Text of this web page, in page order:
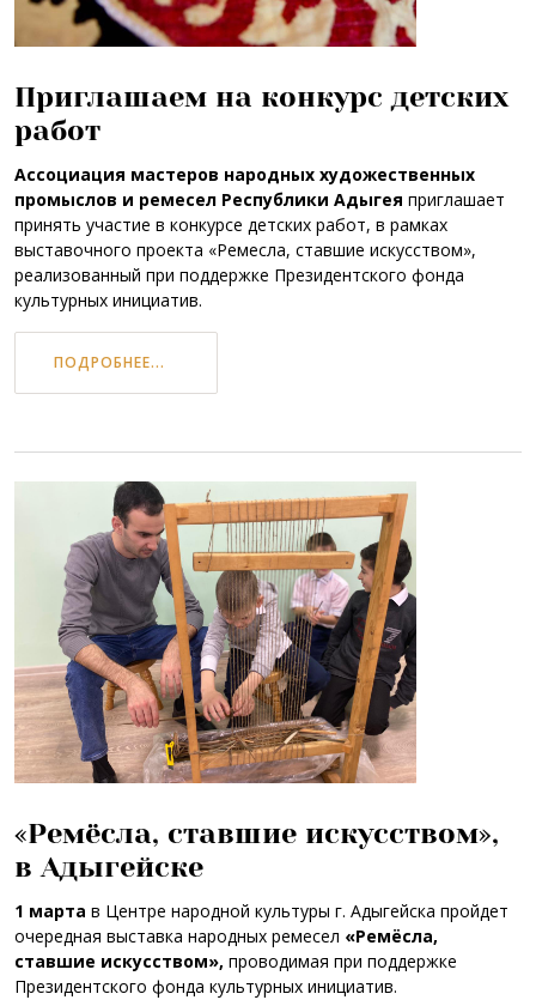
Приглашаем на конкурс детских
работ
Ассоциация мастеров народных художественных
промыслов и ремесел Республики Адыгея приглашает
принять участие в конкурсе детских работ, в рамках
выставочного проекта «Ремесла, ставшие искусством»,
реализованный при поддержке Президентского фонда
культурных инициатив.
ПОДРОБНЕЕ...
«Ремёсла, ставшие искусством»,
в Адыгейске
1 марта в Центре народной культуры г. Адыгейска пройдет
очередная выставка народных ремесел «Ремёсла,
ставшие искусством», проводимая при поддержке
Президентского фонда культурных инициатив.